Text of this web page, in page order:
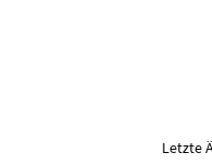
Letzte